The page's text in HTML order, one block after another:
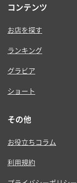
コンテンツ
お店を探す
ランキング
グラビア
ショート
その他
お役立ちコラム
利用規約